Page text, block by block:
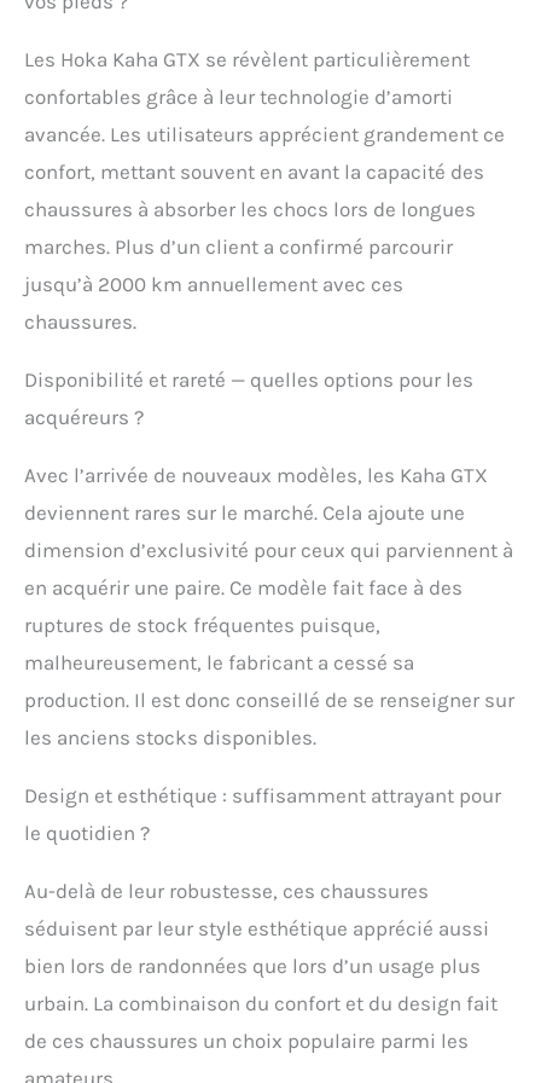
aide à faciliter la course
réduisant la fatigue et
en améliorant la
pendant l'activité
physique.
Les Hoka Kaha GTX se révèlent particulièrement
confortables grâce à leur technologie d’amorti
avancée. Les utilisateurs apprécient grandement ce
confort, mettant souvent en avant la capacité des
chaussures à absorber les chocs lors de longues
marches. Plus d’un client a confirmé parcourir
jusqu’à 2000 km annuellement avec ces
chaussures.
Disponibilité et rareté — quelles options pour les
acquéreurs ?
Avec l’arrivée de nouveaux modèles, les Kaha GTX
deviennent rares sur le marché. Cela ajoute une
dimension d’exclusivité pour ceux qui parviennent à
en acquérir une paire. Ce modèle fait face à des
ruptures de stock fréquentes puisque,
malheureusement, le fabricant a cessé sa
production. Il est donc conseillé de se renseigner sur
les anciens stocks disponibles.
Design et esthétique : suffisamment attrayant pour
le quotidien ?
Au-delà de leur robustesse, ces chaussures
séduisent par leur style esthétique apprécié aussi
bien lors de randonnées que lors d’un usage plus
urbain. La combinaison du confort et du design fait
de ces chaussures un choix populaire parmi les